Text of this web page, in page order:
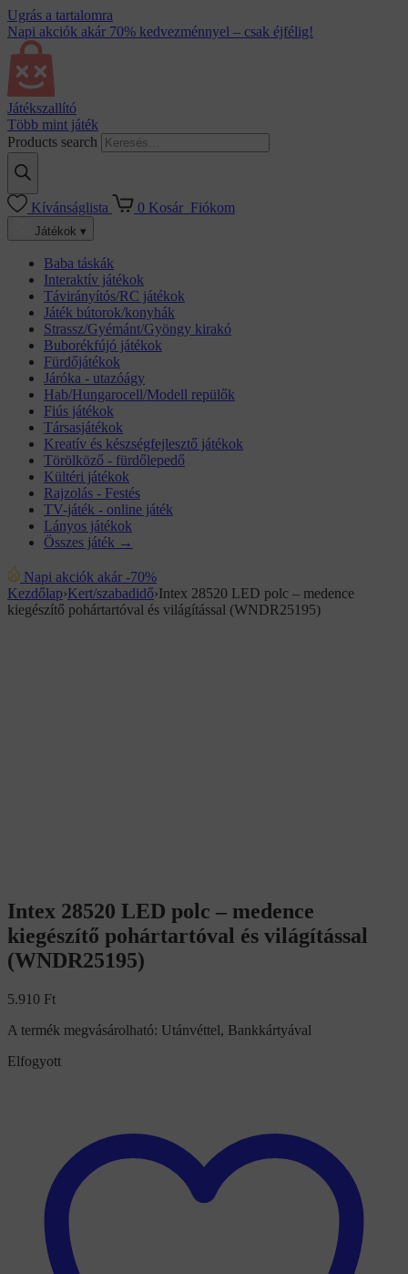
Ugrás a tartalomra
Napi akciók akár 70% kedvezménnyel – csak éjfélig!
Játékszallító
Több mint játék
Products search
Kívánságlista 0 Kosár Fiókom
Játékok ▾
Baba táskák
Interaktív játékok
Távirányítós/RC játékok
Játék bútorok/konyhák
Strassz/Gyémánt/Gyöngy kirakó
Buborékfújó játékok
Fürdőjátékok
Járóka - utazóágy
Hab/Hungarocell/Modell repülők
Fiús játékok
Társasjátékok
Kreatív és készségfejlesztő játékok
Törölköző - fürdőlepedő
Kültéri játékok
Rajzolás - Festés
TV-játék - online játék
Lányos játékok
Összes játék →
Napi akciók akár -70%
Kezdőlap›Kert/szabadidő›Intex 28520 LED polc – medence
kiegészítő pohártartóval és világítással (WNDR25195)
Intex 28520 LED polc – medence
kiegészítő pohártartóval és világítással
(WNDR25195)
5.910 Ft
A termék megvásárolható: Utánvéttel, Bankkártyával
Elfogyott